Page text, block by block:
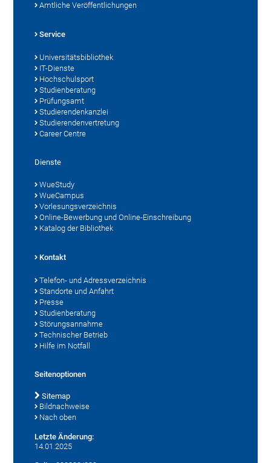
Amtliche Veröffentlichungen
Service
Universitätsbibliothek
IT-Dienste
Hochschulsport
Studienberatung
Prüfungsamt
Studierendenkanzlei
Studierendenvertretung
Career Centre
Dienste
WueStudy
WueCampus
Vorlesungsverzeichnis
Online-Bewerbung und Online-Einschreibung
Katalog der Bibliothek
Kontakt
Telefon- und Adressverzeichnis
Standorte und Anfahrt
Presse
Studienberatung
Störungsannahme
Technischer Betrieb
Hilfe im Notfall
Seitenoptionen
Sitemap
Bildnachweise
Nach oben
Letzte Änderung:
14.01.2025